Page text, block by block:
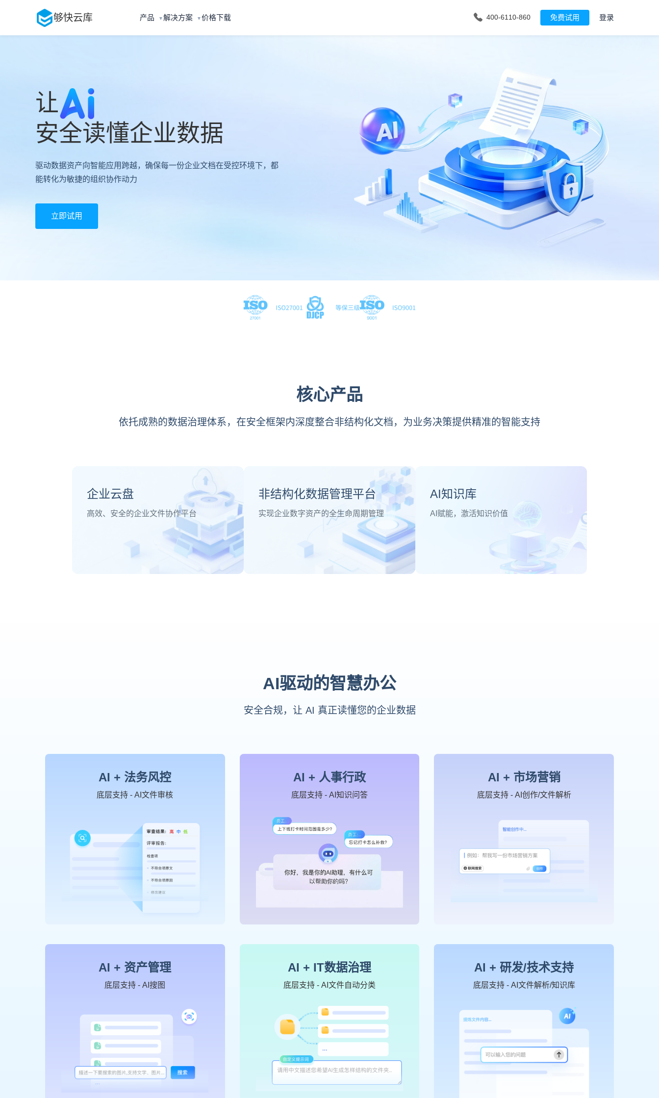
够快云库 产品 ▼解决方案 ▼价格下载 400-6110-860 免费试用 登录
让
安全读懂企业数据
驱动数据资产向智能应用跨越，确保每一份企业文档在受控环境下，都
能转化为敏捷的组织协作动力
立即试用
核心产品
依托成熟的数据治理体系，在安全框架内深度整合非结构化文档，为业务决策提供精准的智能支持
企业云盘
高效、安全的企业文件协作平台
非结构化数据管理平台
实现企业数字资产的全生命周期管理
AI知识库
AI赋能，激活知识价值
AI驱动的智慧办公
安全合规，让 AI 真正读懂您的企业数据
AI + 法务风控
底层支持 - AI文件审核
AI + 人事行政
底层支持 - AI知识问答
AI + 市场营销
底层支持 - AI创作/文件解析
AI + 资产管理
底层支持 - AI搜图
AI + IT数据治理
底层支持 - AI文件自动分类
AI + 研发/技术支持
底层支持 - AI文件解析/知识库